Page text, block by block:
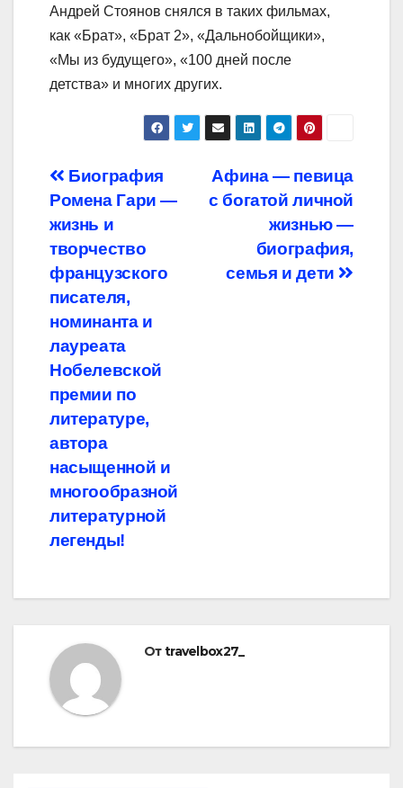
Андрей Стоянов снялся в таких фильмах,
как «Брат», «Брат 2», «Дальнобойщики»,
«Мы из будущего», «100 дней после
детства» и многих других.
Навигация
по
записям
Афина — певица
с богатой личной
жизнью —
биография,
семья и дети
Биография
Ромена Гари —
жизнь и
творчество
французского
писателя,
номинанта и
лауреата
Нобелевской
премии по
литературе,
автора
насыщенной и
многообразной
литературной
легенды!
Отtravelbox27_